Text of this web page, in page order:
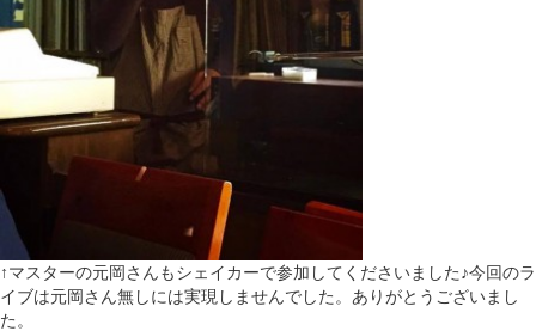
↑マスターの元岡さんもシェイカーで参加してくださいました♪今回のラ
イブは元岡さん無しには実現しませんでした。ありがとうございまし
た。